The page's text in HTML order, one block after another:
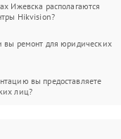
Ижевска располагаются
Hikvision?
вы ремонт для юридических
вы предоставляете
лиц?